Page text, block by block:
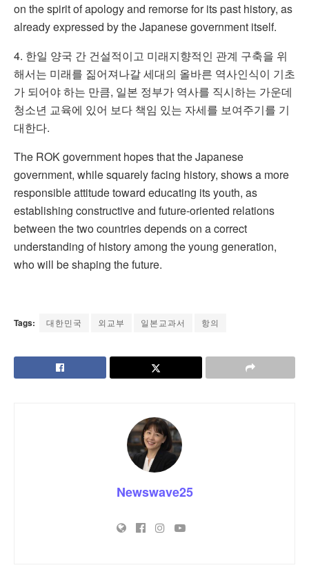
on the spirit of apology and remorse for its past history, as
already expressed by the Japanese government itself.
4. 한일 양국 간 건설적이고 미래지향적인 관계 구축을 위
해서는 미래를 짊어져나갈 세대의 올바른 역사인식이 기초
가 되어야 하는 만큼, 일본 정부가 역사를 직시하는 가운데
청소년 교육에 있어 보다 책임 있는 자세를 보여주기를 기
대한다.
The ROK government hopes that the Japanese
government, while squarely facing history, shows a more
responsible attitude toward educating its youth, as
establishing constructive and future-oriented relations
between the two countries depends on a correct
understanding of history among the young generation,
who will be shaping the future.
Tags: 대한민국 외교부 일본교과서 항의
Newswave25